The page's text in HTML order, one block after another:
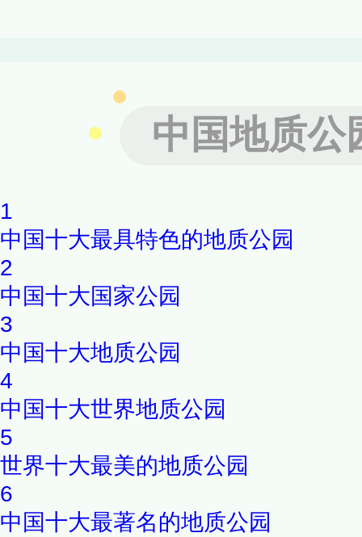
世界避暑名山榜”、“2020中国
中国地质公
1
中国十大最具特色的地质公园
2
中国十大国家公园
3
中国十大地质公园
4
中国十大世界地质公园
5
世界十大最美的地质公园
6
中国十大最著名的地质公园